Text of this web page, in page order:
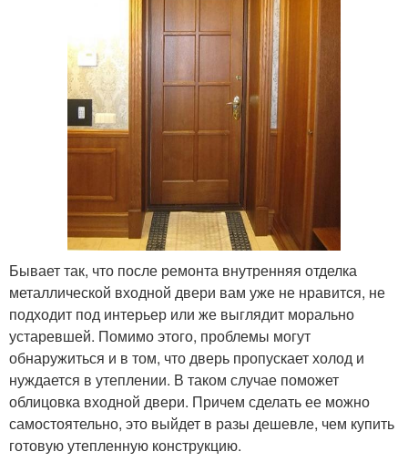
Бывает так, что после ремонта внутренняя отделка
металлической входной двери вам уже не нравится, не
подходит под интерьер или же выглядит морально
устаревшей. Помимо этого, проблемы могут
обнаружиться и в том, что дверь пропускает холод и
нуждается в утеплении. В таком случае поможет
облицовка входной двери. Причем сделать ее можно
самостоятельно, это выйдет в разы дешевле, чем купить
готовую утепленную конструкцию.